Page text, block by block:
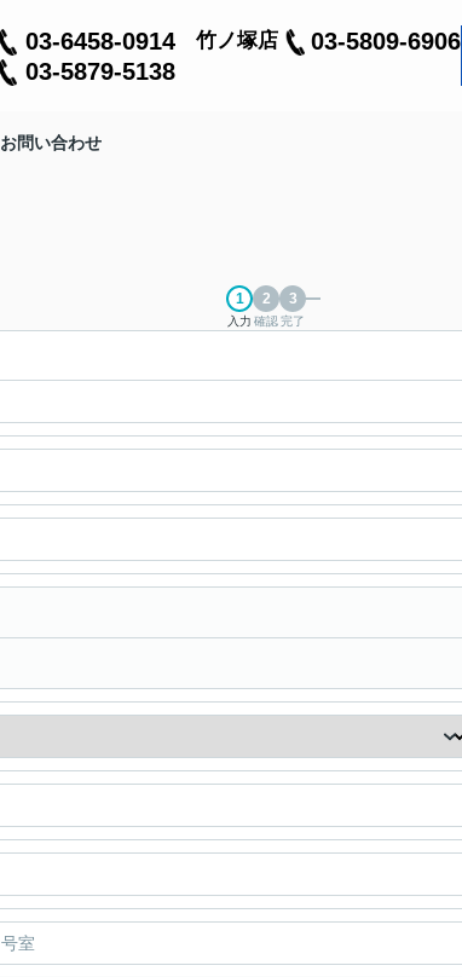
03-6458-0914 竹ノ塚店 03-5809-6906
03-5879-5138
お問い合わせ
入力 確認完了